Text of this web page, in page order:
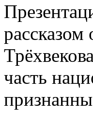
часть